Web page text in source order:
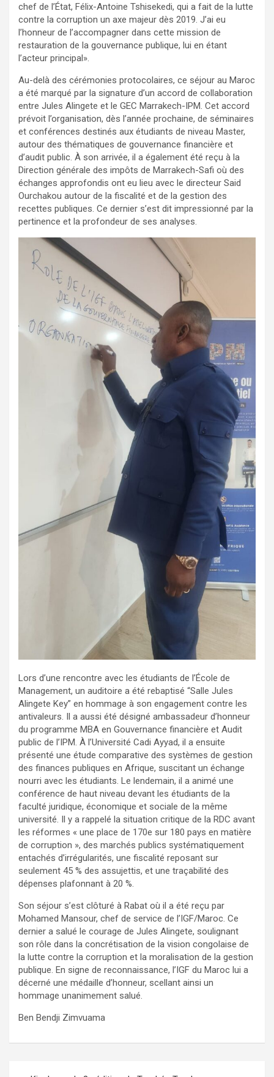
chef de l’État, Félix-Antoine Tshisekedi, qui a fait de la lutte
contre la corruption un axe majeur dès 2019. J’ai eu
l’honneur de l’accompagner dans cette mission de
restauration de la gouvernance publique, lui en étant
l’acteur principal».
Au-delà des cérémonies protocolaires, ce séjour au Maroc
a été marqué par la signature d’un accord de collaboration
entre Jules Alingete et le GEC Marrakech-IPM. Cet accord
prévoit l’organisation, dès l’année prochaine, de séminaires
et conférences destinés aux étudiants de niveau Master,
autour des thématiques de gouvernance financière et
d’audit public. À son arrivée, il a également été reçu à la
Direction générale des impôts de Marrakech-Safi où des
échanges approfondis ont eu lieu avec le directeur Said
Ourchakou autour de la fiscalité et de la gestion des
recettes publiques. Ce dernier s’est dit impressionné par la
pertinence et la profondeur de ses analyses.
Lors d’une rencontre avec les étudiants de l’École de
Management, un auditoire a été rebaptisé “Salle Jules
Alingete Key” en hommage à son engagement contre les
antivaleurs. Il a aussi été désigné ambassadeur d’honneur
du programme MBA en Gouvernance financière et Audit
public de l’IPM. À l’Université Cadi Ayyad, il a ensuite
présenté une étude comparative des systèmes de gestion
des finances publiques en Afrique, suscitant un échange
nourri avec les étudiants. Le lendemain, il a animé une
conférence de haut niveau devant les étudiants de la
faculté juridique, économique et sociale de la même
université. Il y a rappelé la situation critique de la RDC avant
les réformes « une place de 170e sur 180 pays en matière
de corruption », des marchés publics systématiquement
entachés d’irrégularités, une fiscalité reposant sur
seulement 45 % des assujettis, et une traçabilité des
dépenses plafonnant à 20 %.
Son séjour s’est clôturé à Rabat où il a été reçu par
Mohamed Mansour, chef de service de l’IGF/Maroc. Ce
dernier a salué le courage de Jules Alingete, soulignant
son rôle dans la concrétisation de la vision congolaise de
la lutte contre la corruption et la moralisation de la gestion
publique. En signe de reconnaissance, l’IGF du Maroc lui a
décerné une médaille d’honneur, scellant ainsi un
hommage unanimement salué.
Ben Bendji Zimvuama